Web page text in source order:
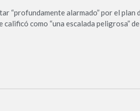
“profundamente alarmado” por el plan
como “una escalada peligrosa”